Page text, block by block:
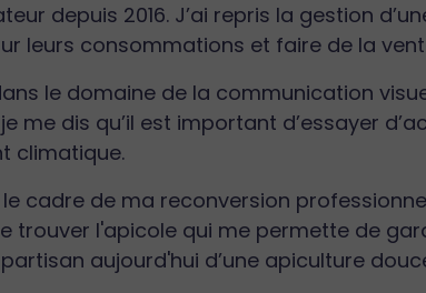
depuis 2016. J’ai repris la gestion
leurs consommations et faire de la
le domaine de la communication
me dis qu’il est important d’essayer
climatique.
le cadre de ma reconversion
trouver l'apicole qui me permette de
aujourd'hui d’une apiculture